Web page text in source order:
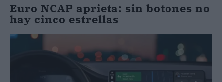
Euro NCAP aprieta: sin botones no
hay cinco estrellas